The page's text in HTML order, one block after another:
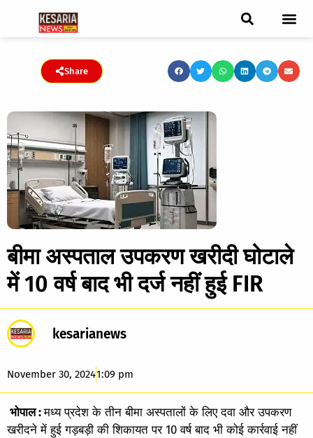
Share
बीमा अस्पताल उपकरण खरीदी घोटाले
में 10 वर्ष बाद भी दर्ज नहीं हुई FIR
kesarianews
November 30, 20241:09 pm
भोपाल :मध्य प्रदेश के तीन बीमा अस्पतालों के लिए दवा और उपकरण
खरीदने में हुई गड़बड़ी की शिकायत पर 10 वर्ष बाद भी कोई कार्रवाई नहीं